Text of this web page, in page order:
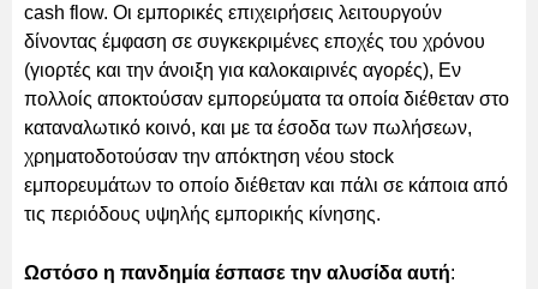
cash flow. Οι εμπορικές επιχειρήσεις λειτουργούν
δίνοντας έμφαση σε συγκεκριμένες εποχές του χρόνου
(γιορτές και την άνοιξη για καλοκαιρινές αγορές), Εν
πολλοίς αποκτούσαν εμπορεύματα τα οποία διέθεταν στο
καταναλωτικό κοινό, και με τα έσοδα των πωλήσεων,
χρηματοδοτούσαν την απόκτηση νέου stock
εμπορευμάτων το οποίο διέθεταν και πάλι σε κάποια από
τις περιόδους υψηλής εμπορικής κίνησης.
Ωστόσο η πανδημία έσπασε την αλυσίδα αυτή: